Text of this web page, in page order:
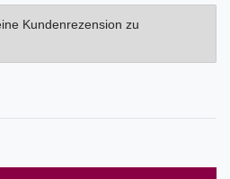
Kundenrezension zu